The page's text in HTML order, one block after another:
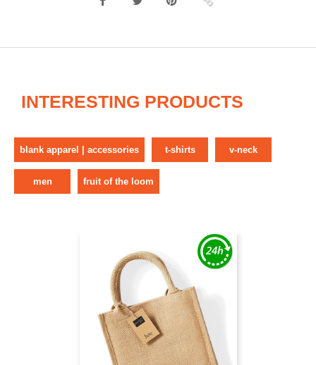
INTERESTING PRODUCTS
blank apparel | accessories t-shirts v-neck
men fruit of the loom